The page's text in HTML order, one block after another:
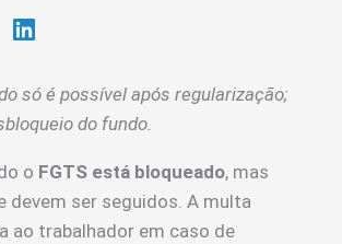
só é possível após regularização;
do fundo.
o FGTS está bloqueado, mas
ser seguidos. A multa
ao trabalhador em caso de